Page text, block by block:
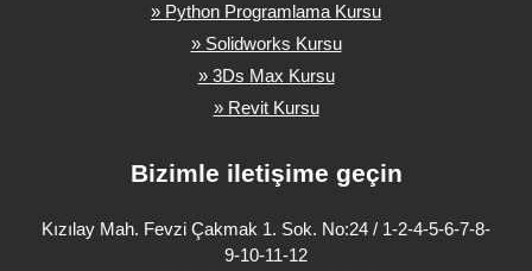
» Python Programlama Kursu
» Solidworks Kursu
» 3Ds Max Kursu
» Revit Kursu
Bizimle iletişime geçin
Kızılay Mah. Fevzi Çakmak 1. Sok. No:24 / 1-2-4-5-6-7-8-
9-10-11-12